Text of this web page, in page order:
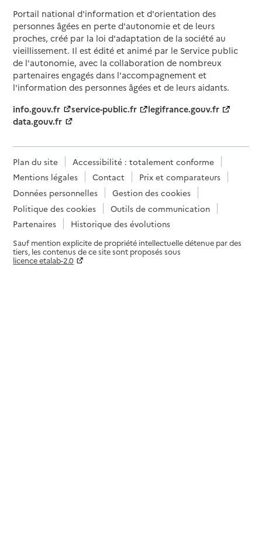
Portail national d'information et d'orientation des
personnes âgées en perte d'autonomie et de leurs
proches, créé par la loi d'adaptation de la société au
vieillissement. Il est édité et animé par le Service public
de l'autonomie, avec la collaboration de nombreux
partenaires engagés dans l'accompagnement et
l'information des personnes âgées et de leurs aidants.
info.gouv.fr
service-public.fr
legifrance.gouv.fr
data.gouv.fr
Plan du site
Accessibilité : totalement conforme
Mentions légales
Contact
Prix et comparateurs
Données personnelles
Gestion des cookies
Politique des cookies
Outils de communication
Partenaires
Historique des évolutions
Sauf mention explicite de propriété intellectuelle détenue par des
tiers, les contenus de ce site sont proposés sous
licence etalab-2.0